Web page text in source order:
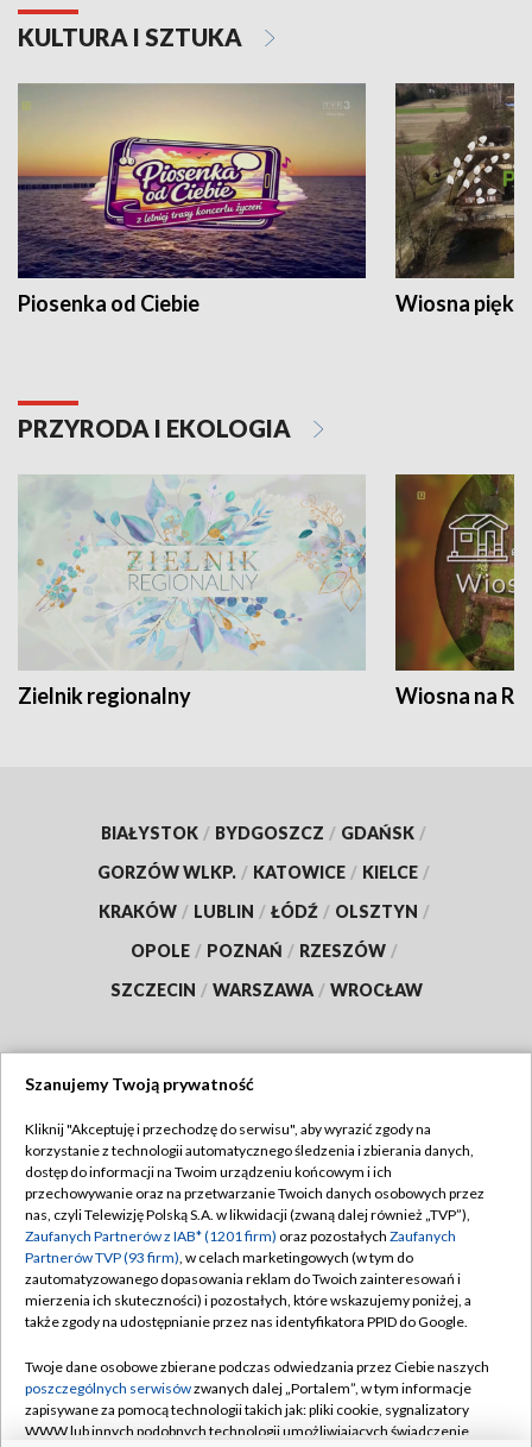
KULTURA I SZTUKA
Piosenka od Ciebie Wiosna
PRZYRODA I EKOLOGIA
Zielnik regionalny Wiosna na
BIAŁYSTOK / BYDGOSZCZ / GDAŃSK /
GORZÓW WLKP. / KATOWICE / KIELCE /
KRAKÓW / LUBLIN / ŁÓDŹ / OLSZTYN /
OPOLE / POZNAŃ / RZESZÓW /
SZCZECIN / WARSZAWA / WROCŁAW
TVP
Abonament TVP
Emisja w TVP
Centrum informacji TVP
Naziemna Telewizja Cyfrowa
Rada Programowa
System NOS
Regulamin TVP
Polityka prywatności
Moje zgody
Pomoc
Kontakt
Szanujemy Twoją prywatność
Kliknij "Akceptuję i przechodzę do serwisu", aby wyrazić zgody na
korzystanie z technologii automatycznego śledzenia i zbierania danych,
dostęp do informacji na Twoim urządzeniu końcowym i ich
przechowywanie oraz na przetwarzanie Twoich danych osobowych przez
nas, czyli Telewizję Polską S.A. w likwidacji (zwaną dalej również „TVP”),
Zaufanych Partnerów z IAB* (1201 firm) oraz pozostałych Zaufanych
Partnerów TVP (93 firm), w celach marketingowych (w tym do
zautomatyzowanego dopasowania reklam do Twoich zainteresowań i
mierzenia ich skuteczności) i pozostałych, które wskazujemy poniżej, a
także zgody na udostępnianie przez nas identyfikatora PPID do Google.
Twoje dane osobowe zbierane podczas odwiedzania przez Ciebie naszych
poszczególnych serwisówzwanych dalej „Portalem”, w tym informacje
zapisywane za pomocą technologii takich jak: pliki cookie, sygnalizatory
WWW lub innych podobnych technologii umożliwiających świadczenie